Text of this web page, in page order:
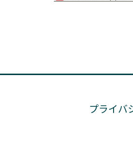
プライバ